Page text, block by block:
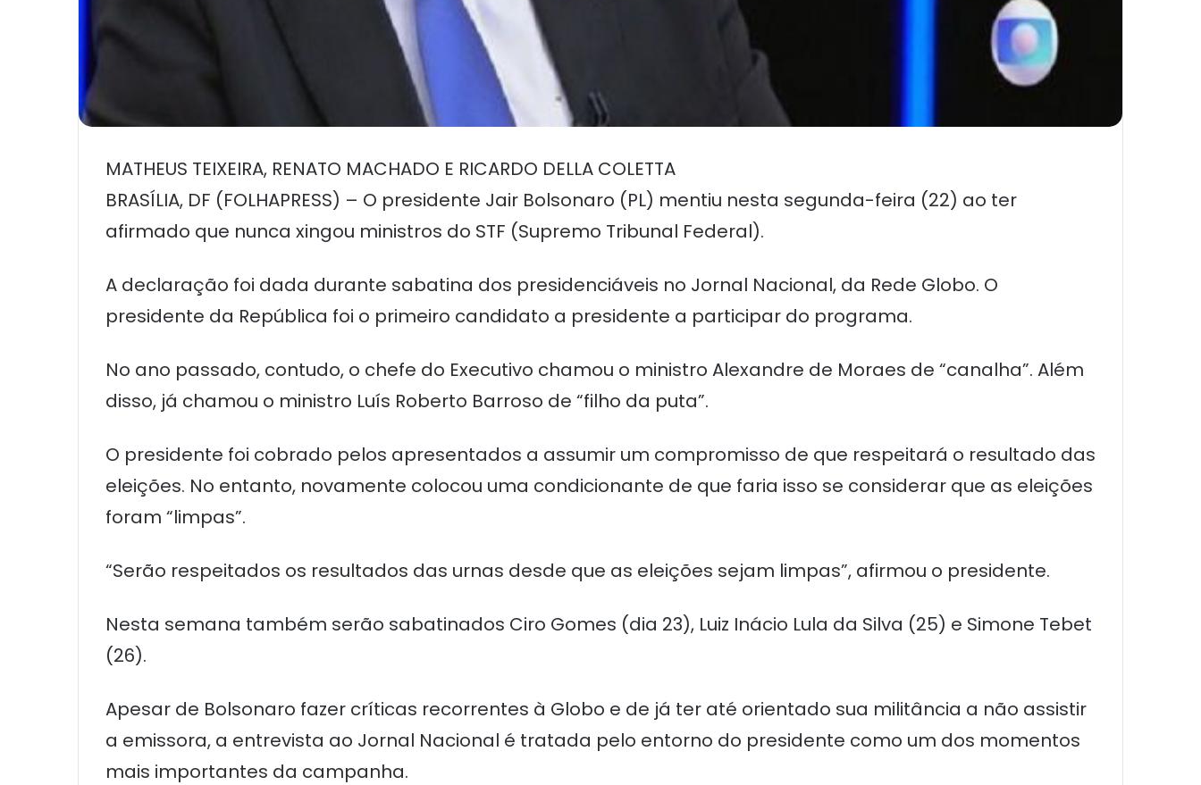
MATHEUS TEIXEIRA, RENATO MACHADO E RICARDO DELLA COLETTA
BRASÍLIA, DF (FOLHAPRESS) – O presidente Jair Bolsonaro (PL) mentiu nesta segunda-feira (22) ao ter
afirmado que nunca xingou ministros do STF (Supremo Tribunal Federal).
A declaração foi dada durante sabatina dos presidenciáveis no Jornal Nacional, da Rede Globo. O
presidente da República foi o primeiro candidato a presidente a participar do programa.
No ano passado, contudo, o chefe do Executivo chamou o ministro Alexandre de Moraes de “canalha”. Além
disso, já chamou o ministro Luís Roberto Barroso de “filho da puta”.
O presidente foi cobrado pelos apresentados a assumir um compromisso de que respeitará o resultado das
eleições. No entanto, novamente colocou uma condicionante de que faria isso se considerar que as eleições
foram “limpas”.
“Serão respeitados os resultados das urnas desde que as eleições sejam limpas”, afirmou o presidente.
Nesta semana também serão sabatinados Ciro Gomes (dia 23), Luiz Inácio Lula da Silva (25) e Simone Tebet
(26).
Apesar de Bolsonaro fazer críticas recorrentes à Globo e de já ter até orientado sua militância a não assistir
a emissora, a entrevista ao Jornal Nacional é tratada pelo entorno do presidente como um dos momentos
mais importantes da campanha.